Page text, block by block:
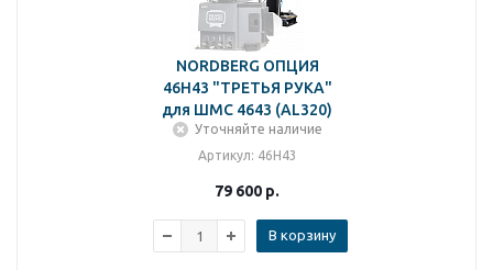
NORDBERG ОПЦИЯ
46H43 "ТРЕТЬЯ РУКА"
для ШМС 4643 (AL320)
Уточняйте наличие
Артикул: 46H43
79 600 р.
В корзину